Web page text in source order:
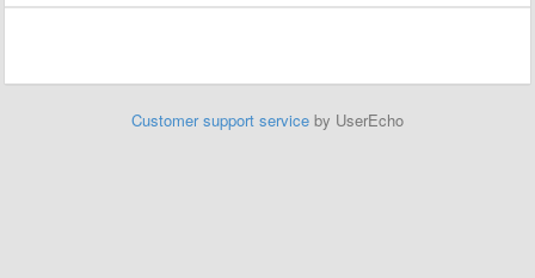
Customer support service by UserEcho